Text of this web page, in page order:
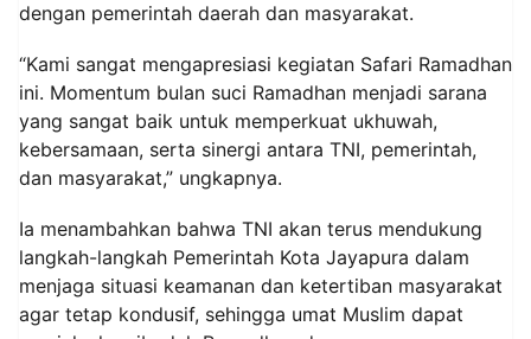
dengan pemerintah daerah dan masyarakat.
“Kami sangat mengapresiasi kegiatan Safari Ramadhan
ini. Momentum bulan suci Ramadhan menjadi sarana
yang sangat baik untuk memperkuat ukhuwah,
kebersamaan, serta sinergi antara TNI, pemerintah,
dan masyarakat,” ungkapnya.
Ia menambahkan bahwa TNI akan terus mendukung
langkah-langkah Pemerintah Kota Jayapura dalam
menjaga situasi keamanan dan ketertiban masyarakat
agar tetap kondusif, sehingga umat Muslim dapat